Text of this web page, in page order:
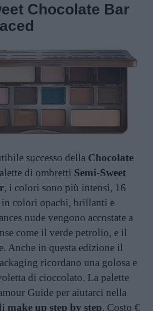
Chocolate Bar
successo della Chocolate
di ombretti Semi-Sweet
, i colori sono più intensi, 16
colori opachi, brillanti e
nude vengono accostate a
come il verde petrolio, e il
Anche in questa edizione il
ricordano una golosa e
di cioccolato. La palette
Guide per aiutarci nella
make up step by step. Costo €